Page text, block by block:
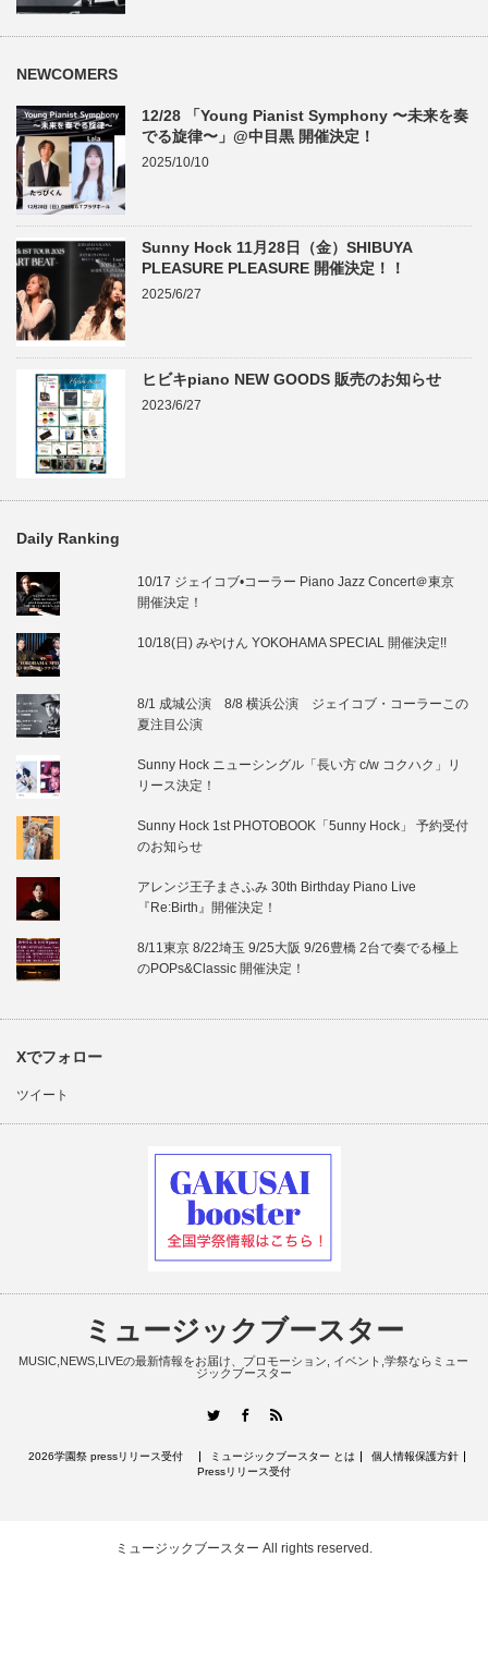
NEWCOMERS
12/28 「Young Pianist Symphony 〜未来を奏
でる旋律〜」@中目黒 開催決定！
2025/10/10
Sunny Hock 11月28日（金）SHIBUYA
PLEASURE PLEASURE 開催決定！！
2025/6/27
ヒビキpiano NEW GOODS 販売のお知らせ
2023/6/27
Daily Ranking
10/17 ジェイコブ•コーラー Piano Jazz Concert＠東京
開催決定！
10/18(日) みやけん YOKOHAMA SPECIAL 開催決定!!
8/1 成城公演 8/8 横浜公演 ジェイコブ・コーラーこの
夏注目公演
Sunny Hock ニューシングル「長い方 c/w コクハク」リ
リース決定！
Sunny Hock 1st PHOTOBOOK「5unny Hock」 予約受付
のお知らせ
アレンジ王子まさふみ 30th Birthday Piano Live
『Re:Birth』開催決定！
8/11東京 8/22埼玉 9/25大阪 9/26豊橋 2台で奏でる極上
のPOPs&Classic 開催決定！
Xでフォロー
ツイート
ミュージックブースター
MUSIC,NEWS,LIVEの最新情報をお届け、プロモーション, イベント,学祭ならミュー
ジックブースター
TwitterFacebook
2026学園祭 pressリリース受付 ミュージックブースター とは
個人情報保護方針
Pressリリース受付
ミュージックブースター All rights reserved.